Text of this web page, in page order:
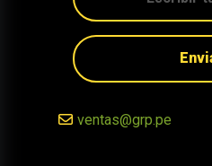
ventas@grp.pe